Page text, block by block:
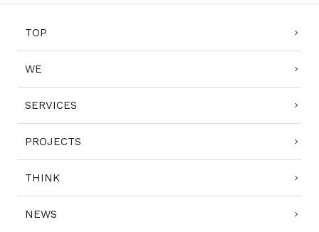
TOP
WE
SERVICES
PROJECTS
THINK
NEWS